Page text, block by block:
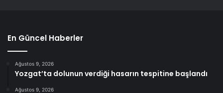
En Güncel Haberler
Ağustos 9, 2026
Yozgat’ta dolunun verdiği hasarın tespitine başlandı
Ağustos 9, 2026